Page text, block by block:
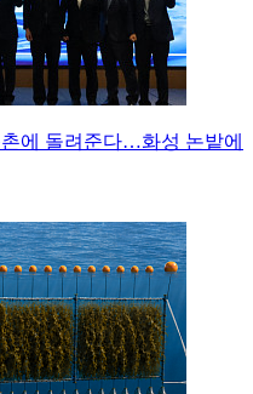
에 돌려준다…화성 논밭에